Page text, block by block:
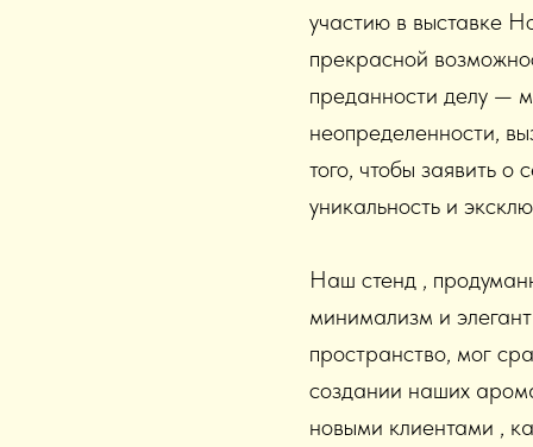
участию в выставке
прекрасной
преданности делу —
неопределенности,
того, чтобы заявить
уникальность и
Наш стенд ,
минимализм и
пространство, мог
создании наших
новыми клиентами ,